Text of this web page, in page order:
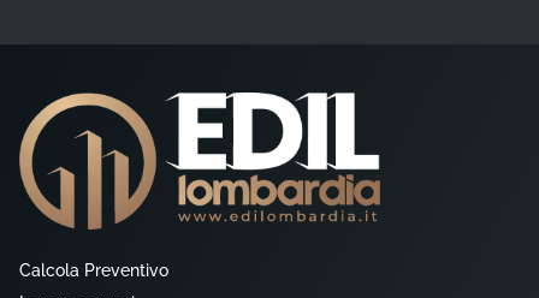
Calcola Preventivo